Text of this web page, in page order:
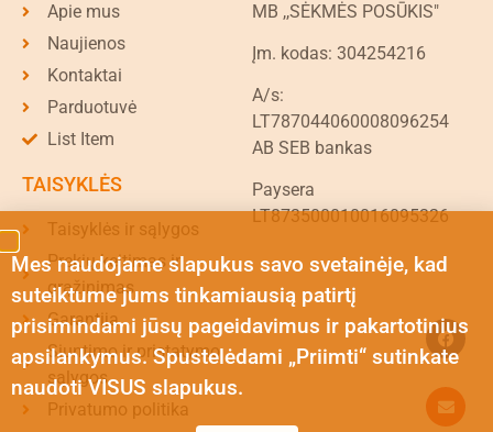
Apie mus
Naujienos
Kontaktai
Parduotuvė
List Item
TAISYKLĖS
Taisyklės ir sąlygos
Prekių keitimas ir
grąžinimas
Garantija
Siuntimo ir pristatymo
sąlygos
Privatumo politika
MB ,,SĖKMĖS POSŪKIS"
Įm. kodas: 304254216
A/s:
LT787044060008096254
AB SEB bankas
Paysera
LT873500010016095326
Mes naudojame slapukus savo svetainėje, kad
suteiktume jums tinkamiausią patirtį
prisimindami jūsų pageidavimus ir pakartotinius
apsilankymus. Spustelėdami „Priimti“ sutinkate
naudoti VISUS slapukus.